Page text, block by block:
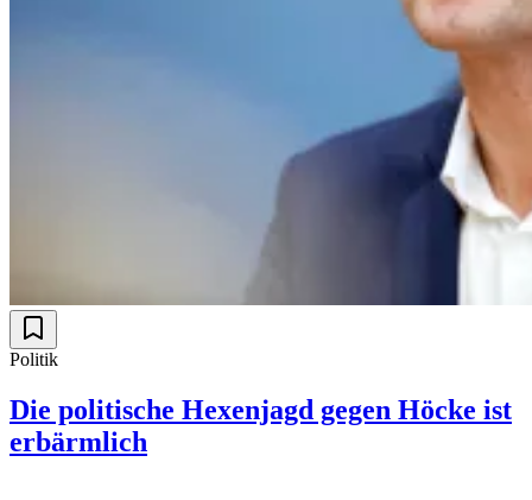
Politik
Die politische Hexenjagd gegen Höcke ist
erbärmlich